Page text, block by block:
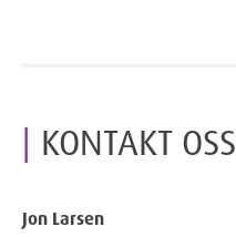
KONTAKT OSS
Jon Larsen